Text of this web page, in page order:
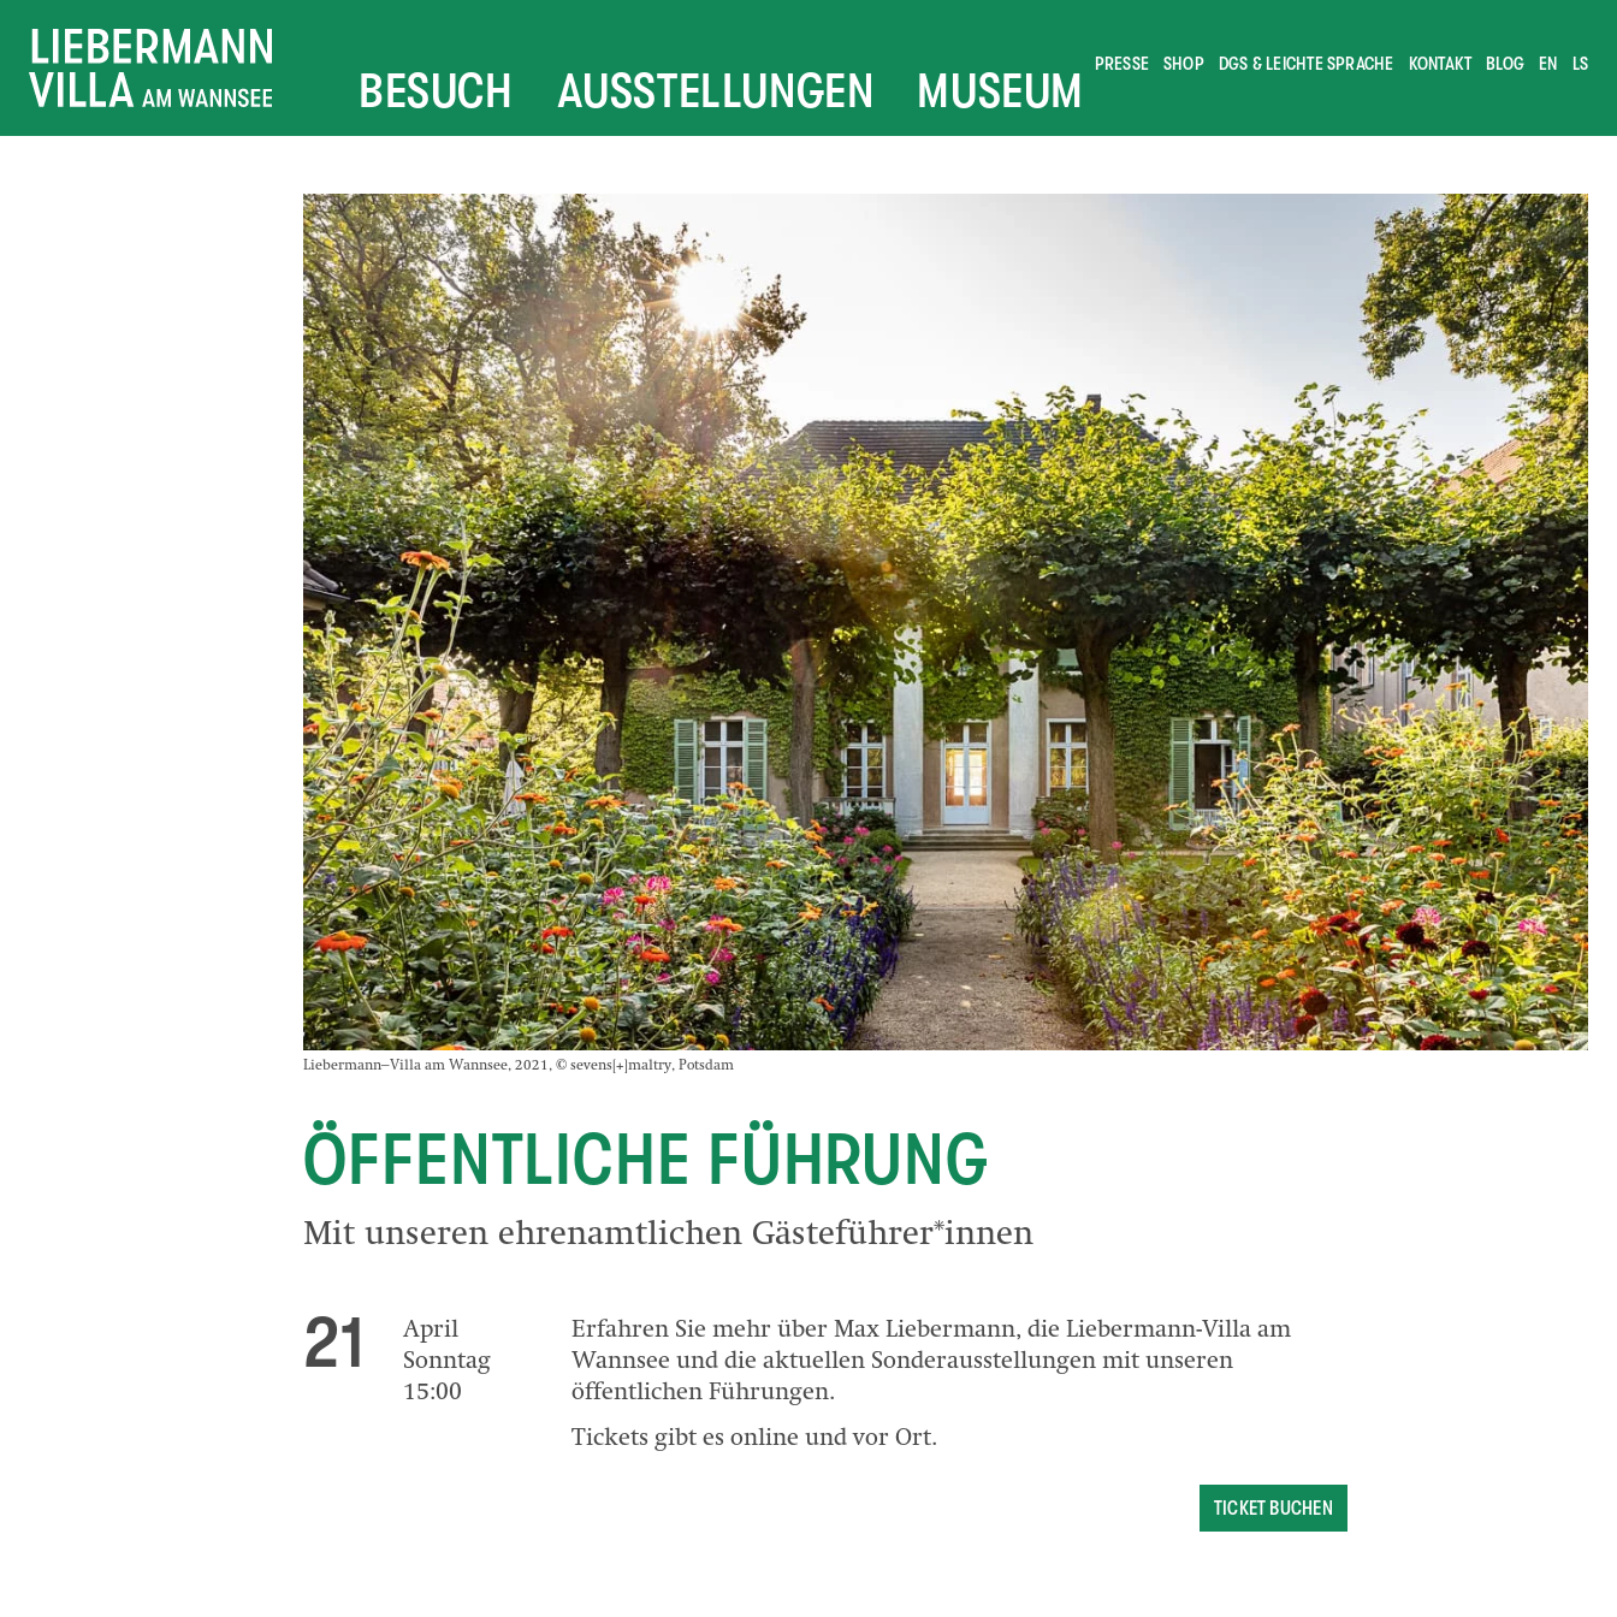
BESUCH AUSSTELLUNGEN MUSEUM PRESSE SHOP DGS & LEICHTE SPRACHE KONTAKT BLOG EN LS
Liebermann–Villa am Wannsee, 2021, © sevens[+]maltry, Potsdam
ÖFFENTLICHE FÜHRUNG
Mit unseren ehrenamtlichen Gästeführer*innen
Erfahren Sie mehr über Max Liebermann, die Liebermann-Villa am
Wannsee und die aktuellen Sonderausstellungen mit unseren
öffentlichen Führungen.
Tickets gibt es online und vor Ort.
21
April
Sonntag
15:00
TICKET BUCHEN